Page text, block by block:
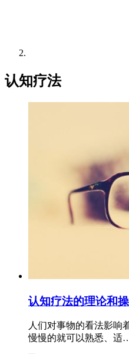
认知疗法
认知疗法的理论和
人们对事物的看法影响
慢慢的就可以熟悉、适